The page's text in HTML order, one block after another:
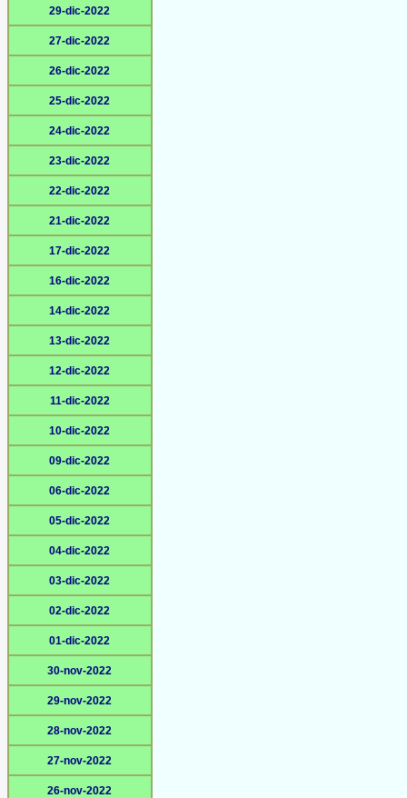
29-dic-2022
27-dic-2022
26-dic-2022
25-dic-2022
24-dic-2022
23-dic-2022
22-dic-2022
21-dic-2022
17-dic-2022
16-dic-2022
14-dic-2022
13-dic-2022
12-dic-2022
11-dic-2022
10-dic-2022
09-dic-2022
06-dic-2022
05-dic-2022
04-dic-2022
03-dic-2022
02-dic-2022
01-dic-2022
30-nov-2022
29-nov-2022
28-nov-2022
27-nov-2022
26-nov-2022